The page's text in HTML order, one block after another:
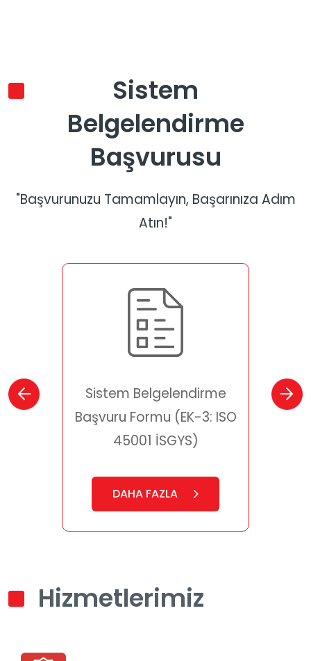
Sistem
Belgelendirme
Başvurusu
"Başvurunuzu Tamamlayın, Başarınıza Adım
Atın!"
Belgelendirme
Formu (EK-3: ISO
Sistem
Başvuru Formu (EK-
Hizmetlerimiz